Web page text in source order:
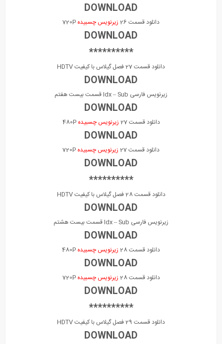
DOWNLOAD
دانلود قسمت 26 زیرنویس چسبیده
DOWNLOAD
**********
دانلود قسمت 27 فصل گیلاس با کیفیت HDTV
DOWNLOAD
زیرنویس فارسی Idx – Sub قسمت بیست هفتم
DOWNLOAD
دانلود قسمت 27 زیرنویس چسبیده 480P
DOWNLOAD
دانلود قسمت 27 زیرنویس چسبیده
DOWNLOAD
**********
دانلود قسمت 28 فصل گیلاس با کیفیت HDTV
DOWNLOAD
زیرنویس فارسی Idx – Sub قسمت بیست هشتم
DOWNLOAD
دانلود قسمت 28 زیرنویس چسبیده
DOWNLOAD
دانلود قسمت 28 زیرنویس چسبیده 720P
DOWNLOAD
**********
دانلود قسمت 29 فصل گیلاس با کیفیت HDTV
DOWNLOAD